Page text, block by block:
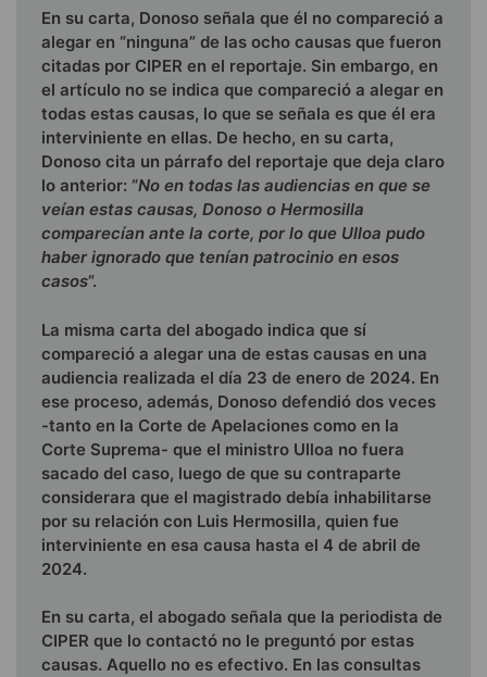
En su carta, Donoso señala que él no compareció a
alegar en “ninguna” de las ocho causas que fueron
citadas por CIPER en el reportaje. Sin embargo, en
el artículo no se indica que compareció a alegar en
todas estas causas, lo que se señala es que él era
interviniente en ellas. De hecho, en su carta,
Donoso cita un párrafo del reportaje que deja claro
lo anterior: “No en todas las audiencias en que se
veían estas causas, Donoso o Hermosilla
comparecían ante la corte, por lo que Ulloa pudo
haber ignorado que tenían patrocinio en esos
casos”.
La misma carta del abogado indica que sí
compareció a alegar una de estas causas en una
audiencia realizada el día 23 de enero de 2024. En
ese proceso, además, Donoso defendió dos veces
-tanto en la Corte de Apelaciones como en la
Corte Suprema- que el ministro Ulloa no fuera
sacado del caso, luego de que su contraparte
considerara que el magistrado debía inhabilitarse
por su relación con Luis Hermosilla, quien fue
interviniente en esa causa hasta el 4 de abril de
2024.
En su carta, el abogado señala que la periodista de
CIPER que lo contactó no le preguntó por estas
causas. Aquello no es efectivo. En las consultas